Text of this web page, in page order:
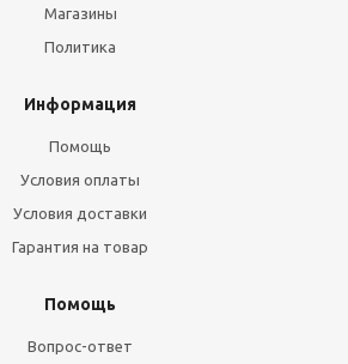
Магазины
Политика
Информация
Помощь
Условия оплаты
Условия доставки
Гарантия на товар
Помощь
Вопрос-ответ